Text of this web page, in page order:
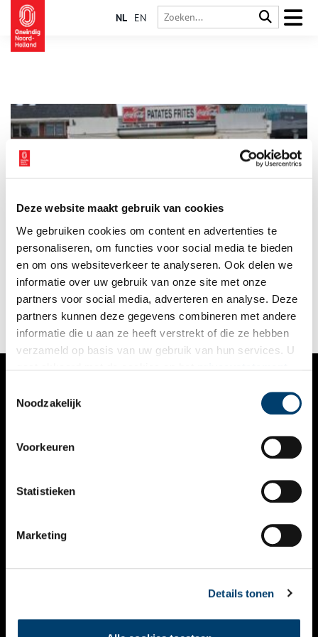
Deze website maakt gebruik van cookies
We gebruiken cookies om content en advertenties te
personaliseren, om functies voor social media te bieden
en om ons websiteverkeer te analyseren. Ook delen we
informatie over uw gebruik van onze site met onze
partners voor social media, adverteren en analyse. Deze
partners kunnen deze gegevens combineren met andere
informatie die u aan ze heeft verstrekt of die ze hebben
verzameld op basis van uw gebruik van hun services. U
Noodzakelijk
Voorkeuren
Statistieken
Marketing
Details tonen
NL EN
Zeg je nou patat of friet? En waar en wanneer werd het eerste
frietje in Noord-Holland gegeten? De geschiedenis van de
gefrituurde aardappelstaafjes is vandaag de dag nog steeds in
frituurnevelen gehuld.
VERHALEN
KALENDER
THEMA’S
VIDEO’S
CONTACT